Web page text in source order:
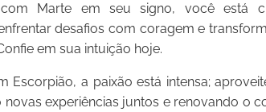
com Marte em seu signo, você está
desafios com coragem e
em sua intuição hoje.
Escorpião, a paixão está intensa;
experiências juntos e renovando o